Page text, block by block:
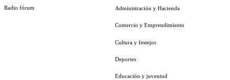
Radio fórum Administración y Hacienda
Comercio y Emprendimiento
Cultura y festejos
Deportes
Educación y juventud